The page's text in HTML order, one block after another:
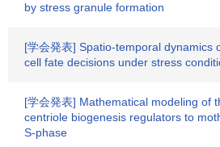
by stress granule formation
[学会発表] Spatio-temporal dynamics
cell fate decisions under stress
[学会発表] Mathematical modeling of
centriole biogenesis regulators to
S-phase